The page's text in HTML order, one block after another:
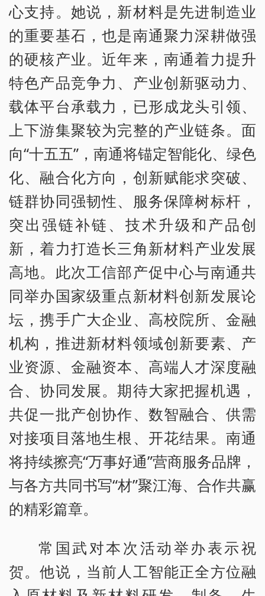
心支持。她说，新材料是先进制造业
的重要基石，也是南通聚力深耕做强
的硬核产业。近年来，南通着力提升
特色产品竞争力、产业创新驱动力、
载体平台承载力，已形成龙头引领、
上下游集聚较为完整的产业链条。面
向“十五五”，南通将锚定智能化、绿色
化、融合化方向，创新赋能求突破、
链群协同强韧性、服务保障树标杆，
突出强链补链、技术升级和产品创
新，着力打造长三角新材料产业发展
高地。此次工信部产促中心与南通共
同举办国家级重点新材料创新发展论
坛，携手广大企业、高校院所、金融
机构，推进新材料领域创新要素、产
业资源、金融资本、高端人才深度融
合、协同发展。期待大家把握机遇，
共促一批产创协作、数智融合、供需
对接项目落地生根、开花结果。南通
将持续擦亮“万事好通”营商服务品牌，
与各方共同书写“材”聚江海、合作共赢
的精彩篇章。
常国武对本次活动举办表示祝
贺。他说，当前人工智能正全方位融